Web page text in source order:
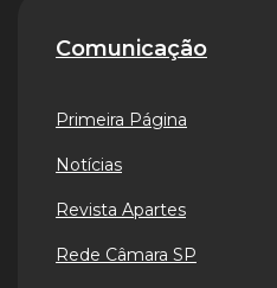
Comunicação
Primeira Página
Notícias
Revista Apartes
Rede Câmara SP